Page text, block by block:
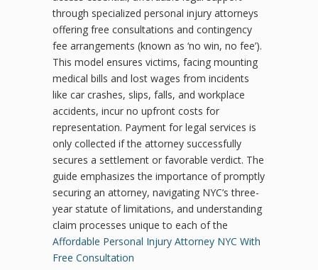
through specialized personal injury attorneys
offering free consultations and contingency
fee arrangements (known as ‘no win, no fee’).
This model ensures victims, facing mounting
medical bills and lost wages from incidents
like car crashes, slips, falls, and workplace
accidents, incur no upfront costs for
representation. Payment for legal services is
only collected if the attorney successfully
secures a settlement or favorable verdict. The
guide emphasizes the importance of promptly
securing an attorney, navigating NYC’s three-
year statute of limitations, and understanding
claim processes unique to each of the
Affordable Personal Injury Attorney NYC With
Free Consultation